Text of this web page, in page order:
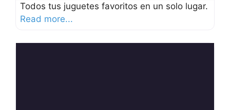
Todos tus juguetes favoritos en un solo lugar.
Read more...